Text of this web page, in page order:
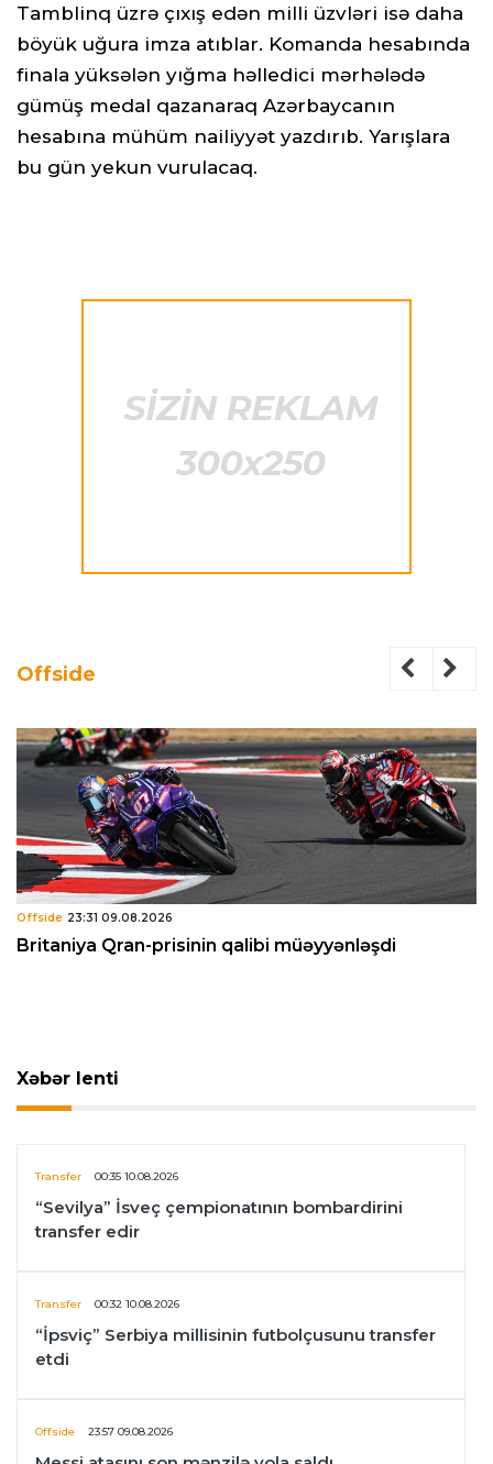
Tamblinq üzrə çıxış edən milli üzvləri isə daha
böyük uğura imza atıblar. Komanda hesabında
finala yüksələn yığma həlledici mərhələdə
gümüş medal qazanaraq Azərbaycanın
hesabına mühüm nailiyyət yazdırıb. Yarışlara
bu gün yekun vurulacaq.
Offside
Offside 23:31 09.08.2026
Britaniya Qran-prisinin qalibi müəyyənləşdi
Xəbər lenti
Transfer 00:35 10.08.2026
“Sevilya” İsveç çempionatının bombardirini
transfer edir
Transfer 00:32 10.08.2026
“İpsviç” Serbiya millisinin futbolçusunu transfer
etdi
Offside 23:57 09.08.2026